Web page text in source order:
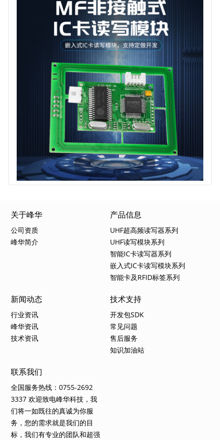
关于峰华
公司资质
峰华简介
产品信息
UHF超高频读写器系列
UHF读写模块系列
智能IC卡读写器系列
嵌入式IC卡读写模块系列
智能卡及RFID标签系列
新闻动态
行业资讯
峰华资讯
技术资讯
技术支持
开发包SDK
常见问题
售后服务
知识加油站
联系我们
全国服务热线：0755-2692
3337 欢迎致电峰华科技，我
们将一如既往的真诚为你服
务，您的需求就是我们的目
标，我们有专业的团队和超强